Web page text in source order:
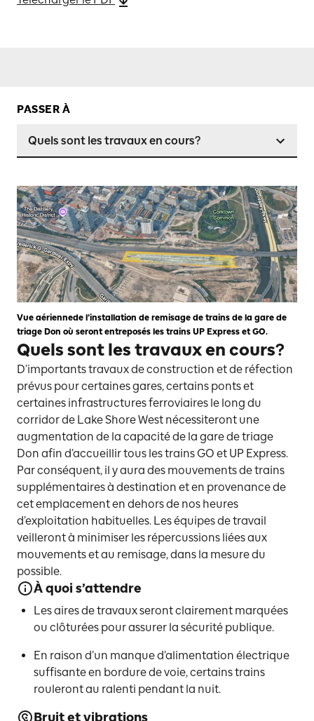
PASSER À
Quels sont les travaux en cours?
Vue aériennede l’installation de remisage de trains de la gare de
triage Don où seront entreposés les trains UP Express et GO.
Quels sont les travaux en cours?
D’importants travaux de construction et de réfection
prévus pour certaines gares, certains ponts et
certaines infrastructures ferroviaires le long du
corridor de Lake Shore West nécessiteront une
augmentation de la capacité de la gare de triage
Don afin d’accueillir tous les trains GO et UP Express.
Par conséquent, il y aura des mouvements de trains
supplémentaires à destination et en provenance de
cet emplacement en dehors de nos heures
d’exploitation habituelles. Les équipes de travail
veilleront à minimiser les répercussions liées aux
mouvements et au remisage, dans la mesure du
possible.
À quoi s’attendre
Les aires de travaux seront clairement marquées
ou clôturées pour assurer la sécurité publique.
En raison d’un manque d’alimentation électrique
suffisante en bordure de voie, certains trains
rouleront au ralenti pendant la nuit.
Bruit et vibrations